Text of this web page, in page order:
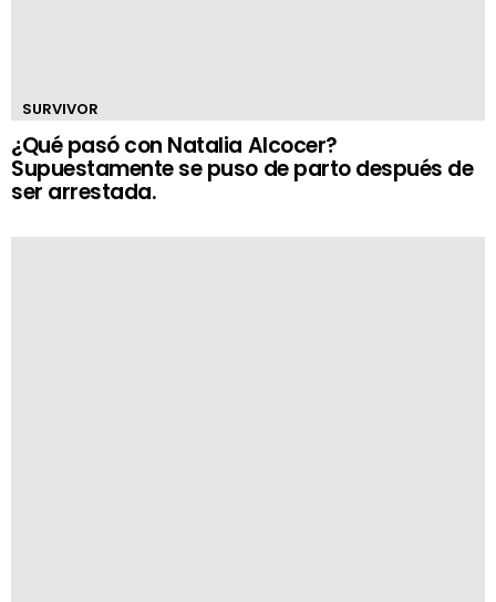
SURVIVOR
¿Qué pasó con Natalia Alcocer?
Supuestamente se puso de parto después de
ser arrestada.